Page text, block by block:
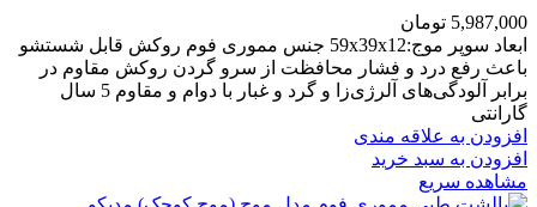
5,987,000 تومان
ابعاد سوپر موج:59x39x12 جنس مموری فوم روکش قابل شستشو
باعث رفع درد و فشار محافظت از سرو گردن روکش مقاوم در
برابر آلودگی‌های آلرژی‌زا و گرد و غبار با دوام و مقاوم 5 سال
گارانتی
افزودن به علاقه مندی
افزودن به سبد خرید
مشاهده سریع